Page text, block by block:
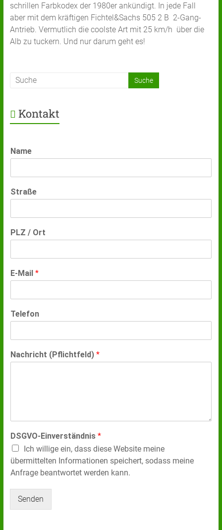
schrillen Farbkodex der 1980er ankündigt. In jede Fall
aber mit dem kräftigen Fichtel&Sachs 505 2 B 2-Gang-
Antrieb. Vermutlich die coolste Art mit 25 km/h über die
Alb zu tuckern. Und nur darum geht es!
Kontakt
Name
Straße
PLZ / Ort
E-Mail *
Telefon
Nachricht (Pflichtfeld) *
DSGVO-Einverständnis *
Ich willige ein, dass diese Website meine
übermittelten Informationen speichert, sodass meine
Anfrage beantwortet werden kann.
Senden